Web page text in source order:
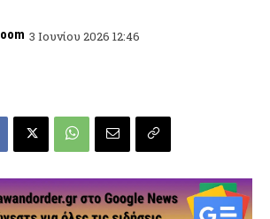
3 Ιουνίου 2026 12:46